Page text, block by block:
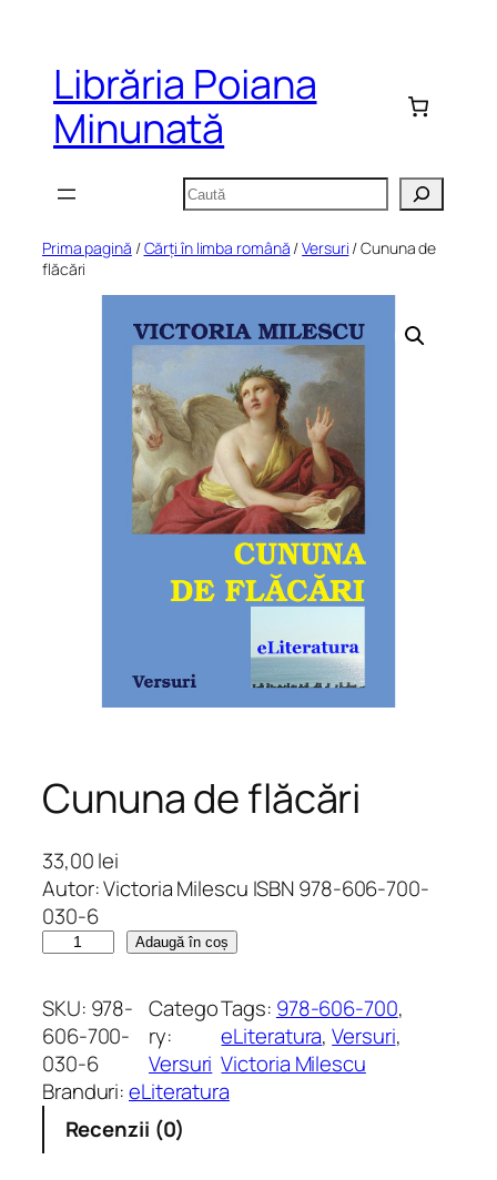
conținutLibrăria Poiana
Minunată
Caută
Prima pagină /Cărți în limba română /Versuri / Cununa de
flăcări
Cununa de flăcări
33,00lei
Autor: Victoria Milescu ISBN 978-606-700-
030-6
n
t
i
t
a
Adaugă în coș
SKU: 978-
606-700-
030-6
Catego
ry:
Versuri
Tags: 978-606-700
eLiteratura, Versuri
Victoria Milescu
Branduri:eLiteratura
Recenzii (0)